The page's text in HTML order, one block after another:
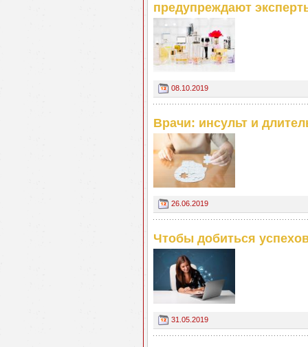
предупреждают
08.10.2019
Врачи: инсульт и
26.06.2019
Чтобы добиться
31.05.2019